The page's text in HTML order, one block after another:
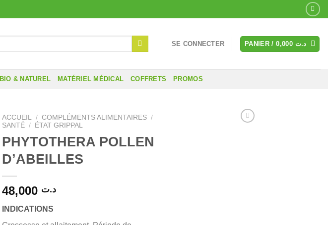
SE CONNECTER PANIER / د.ت
BIO & NATUREL MATÉRIEL MÉDICAL COFFRETS PROMOS
ACCUEIL / COMPLÉMENTS ALIMENTAIRES /
SANTÉ / ÉTAT GRIPPAL
PHYTOTHERA POLLEN
D’ABEILLES
د.ت
INDICATIONS